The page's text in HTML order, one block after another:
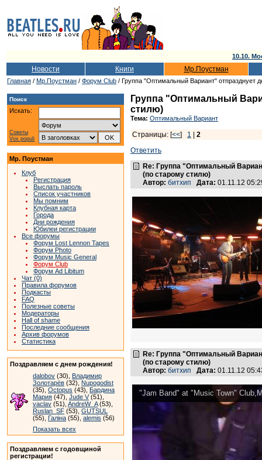
10.10.
Новости Книги Мр.Поустман
Главная / Мр.Поустман / Форум Club / Группа "Оптимальный Вариант" отпразднует
Поиск
Искать:
Советы
Vox populi
Мр. Поустман
Клуб
Регистрация
Выслать пароль
Список участников
Мы помним
Клубная карта
Города
Дни рождения
Юбилеи регистрации
Все форумы
Форум Lost Lennon Tapes
Форум Photo
Форум Music General
Форум Club
Форум Ad Libitum
Чат (0)
Правила форумов
Подкасты
FAQ
Полезные советы
Модераторы
Hall of shame
Последние сообщения
Архив форумов
Статистика
Поздравляем с днем рождения!
dalobov (30), Владимир
Золотарёв (32), Nupogodist
(35), Octopus (43), Бардина
Мария (47), Jude V(51),
vaclav (51), AndreW_A(53),
Ruslan_SF (53), GUTSUL
(55), Галіна (55), alemis (56)
Показать всех
Поздравляем с годовщиной
регистрации!
Группа "Оптимальный
стилю)
Тема: Оптимальный Вариант
Страницы: [<<] 1
2
Ответить
Re: Группа "Оптимальный
(по старому стилю)
Автор: битхип Дата: 01.11.12
Re: Группа "Оптимальный
(по старому стилю)
Автор: битхип Дата: 01.11.12
"Jam Band" at "Music Town"